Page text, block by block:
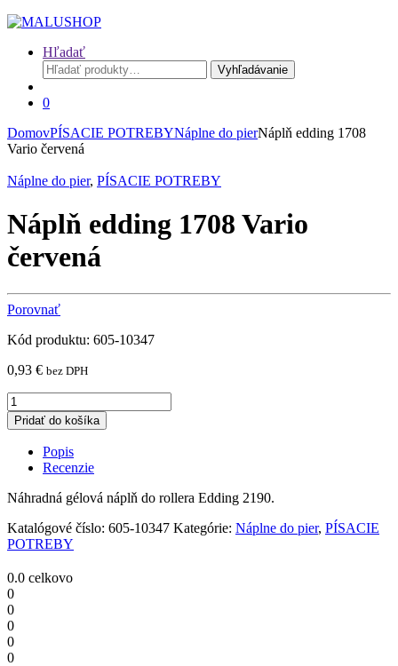
Hľadať
Hľadať:
Vyhľadávanie
0
DomovPÍSACIE POTREBYNáplne do pierNáplň edding 1708
Vario červená
Náplne do pier, PÍSACIE POTREBY
Náplň edding 1708 Vario
červená
Porovnať
Kód produktu: 605-10347
0,93 € bez DPH
Náplň
edding
1708
Vario
červená
quantity
Pridať do košíka
Popis
Recenzie
Náhradná gélová náplň do rollera Edding 2190.
Katalógové číslo: 605-10347 Kategórie: Náplne do pier, PÍSACIE
POTREBY
0.0 celkovo
0
0
0
0
0